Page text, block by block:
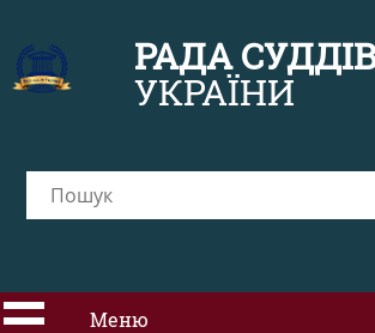
РАДА
УКРАЇНИ
Меню